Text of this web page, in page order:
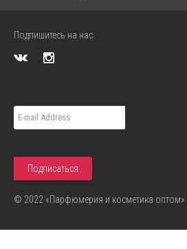
Подпишитесь на нас:
© 2022 «Парфюмерия и косметика оптом»